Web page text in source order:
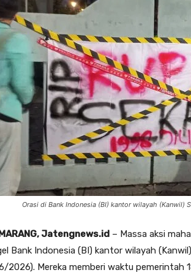
Orasi di Bank Indonesia (BI) kantor wilayah
Jatengnews.id – Massa aksi
Bank Indonesia (BI) kantor wilayah
2026). Mereka memberi waktu pemerintah